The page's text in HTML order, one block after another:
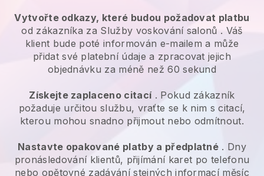
Vytvořte odkazy, které budou požadovat platbu
od zákazníka za Služby voskování salonů . Váš
klient bude poté informován e-mailem a může
přidat své platební údaje a zpracovat jejich
objednávku za méně než 60 sekund
Získejte zaplaceno citací. Pokud zákazník
požaduje určitou službu, vraťte se k nim s citací,
kterou mohou snadno přijmout nebo odmítnout.
Nastavte opakované platby a předplatné . Dny
pronásledování klientů, přijímání karet po telefonu
nebo opětovné zadávání stejných informací měsíc